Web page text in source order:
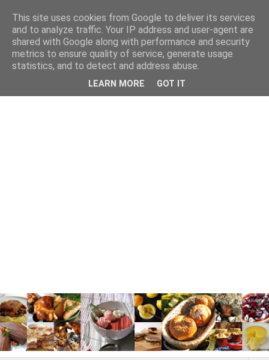
This site uses cookies from Google to deliver its services
and to analyze traffic. Your IP address and user-agent are
shared with Google along with performance and security
metrics to ensure quality of service, generate usage
statistics, and to detect and address abuse.
LEARN MORE GOT IT